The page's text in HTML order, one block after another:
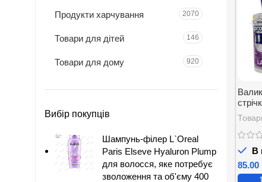
Продукти харчування 2070
Товари для дітей 146
Товари для дому 920
Вибір покупців
Шампунь-філер L`Oreal
Paris Elseve Hyaluron Plump
для волосся, яке потребує
зволоження та об'єму 400
В